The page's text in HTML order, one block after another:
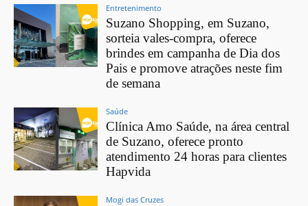
Entretenimento
Suzano Shopping, em Suzano,
sorteia vales-compra, oferece
brindes em campanha de Dia dos
Pais e promove atrações neste fim
de semana
Saúde
Clínica Amo Saúde, na área central
de Suzano, oferece pronto
atendimento 24 horas para clientes
Hapvida
Mogi das Cruzes